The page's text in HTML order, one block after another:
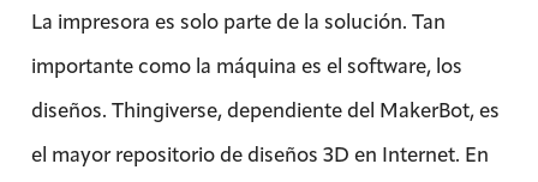
La impresora es solo parte de la solución. Tan
importante como la máquina es el software, los
diseños. Thingiverse, dependiente del MakerBot, es
el mayor repositorio de diseños 3D en Internet. En